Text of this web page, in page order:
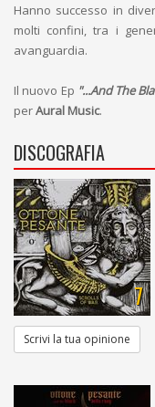
Hanno successo in
molti confini, tra i
avanguardia.
Il nuovo Ep "...And The
perAural Music.
DISCOGRAFIA
7
Scrivi la tua opinione